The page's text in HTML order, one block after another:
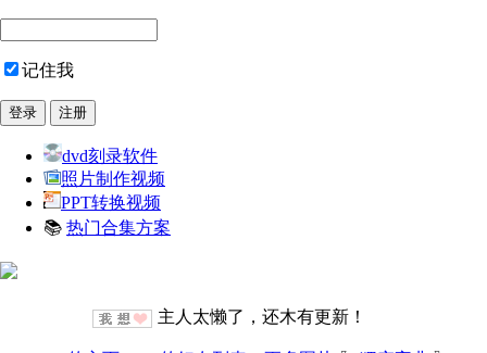
记住我
dvd刻录软件
照片制作视频
PPT转换视频
📚 热门合集方案
主人太懒了，还木有更新！